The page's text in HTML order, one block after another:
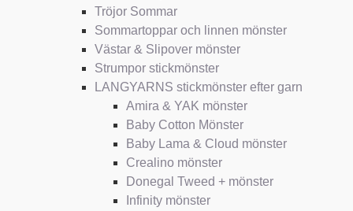
Tröjor Sommar
Sommartoppar och linnen mönster
Västar & Slipover mönster
Strumpor stickmönster
LANGYARNS stickmönster efter garn
Amira & YAK mönster
Baby Cotton Mönster
Baby Lama & Cloud mönster
Crealino mönster
Donegal Tweed + mönster
Infinity mönster